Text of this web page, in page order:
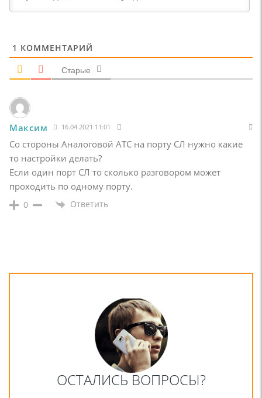
1 КОММЕНТАРИЙ
Старые
Максим 16.04.2021 11:01
Со стороны Аналоговой АТС на порту СЛ нужно какие
то настройки делать?
Если один порт СЛ то сколько разговором может
проходить по одному порту.
0 Ответить
ОСТАЛИСЬ ВОПРОСЫ?